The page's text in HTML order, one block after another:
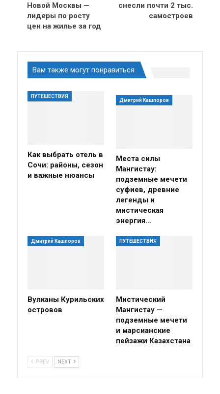
Новой Москвы —
лидеры по росту
цен на жилье за год
снесли почти 2 тыс.
самостроев
Вам также могут понравиться
ПУТЕШЕСТВИЯ
Как выбрать отель в
Сочи: районы, сезон
и важные нюансы
Дмитрий Кашпоров
Места силы
Мангистау:
подземные мечети
суфиев, древние
легенды и
мистическая
энергия…
Дмитрий Кашпоров
Вулканы Курильских
островов
ПУТЕШЕСТВИЯ
Мистический
Мангистау —
подземные мечети
и марсианские
пейзажи Казахстана
PREV NEXT